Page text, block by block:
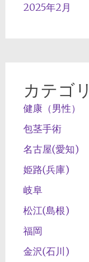
2025年2月
カテゴ
健康（男性）
包茎手術
名古屋(愛知)
姫路(兵庫)
岐阜
松江(島根)
福岡
金沢(石川)